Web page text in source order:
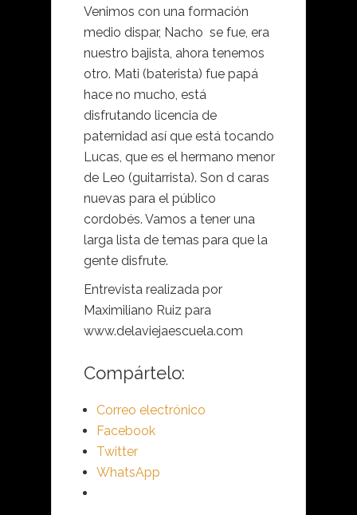
Venimos con una formación
medio dispar, Nacho se fue, era
nuestro bajista, ahora tenemos
otro. Mati (baterista) fue papá
hace no mucho, está
disfrutando licencia de
paternidad así que está tocando
Lucas, que es el hermano menor
de Leo (guitarrista). Son d caras
nuevas para el público
cordobés. Vamos a tener una
larga lista de temas para que la
gente disfrute.
Entrevista realizada por
Maximiliano Ruiz para
www.delaviejaescuela.com
Compártelo:
Correo electrónico
Facebook
Twitter
WhatsApp